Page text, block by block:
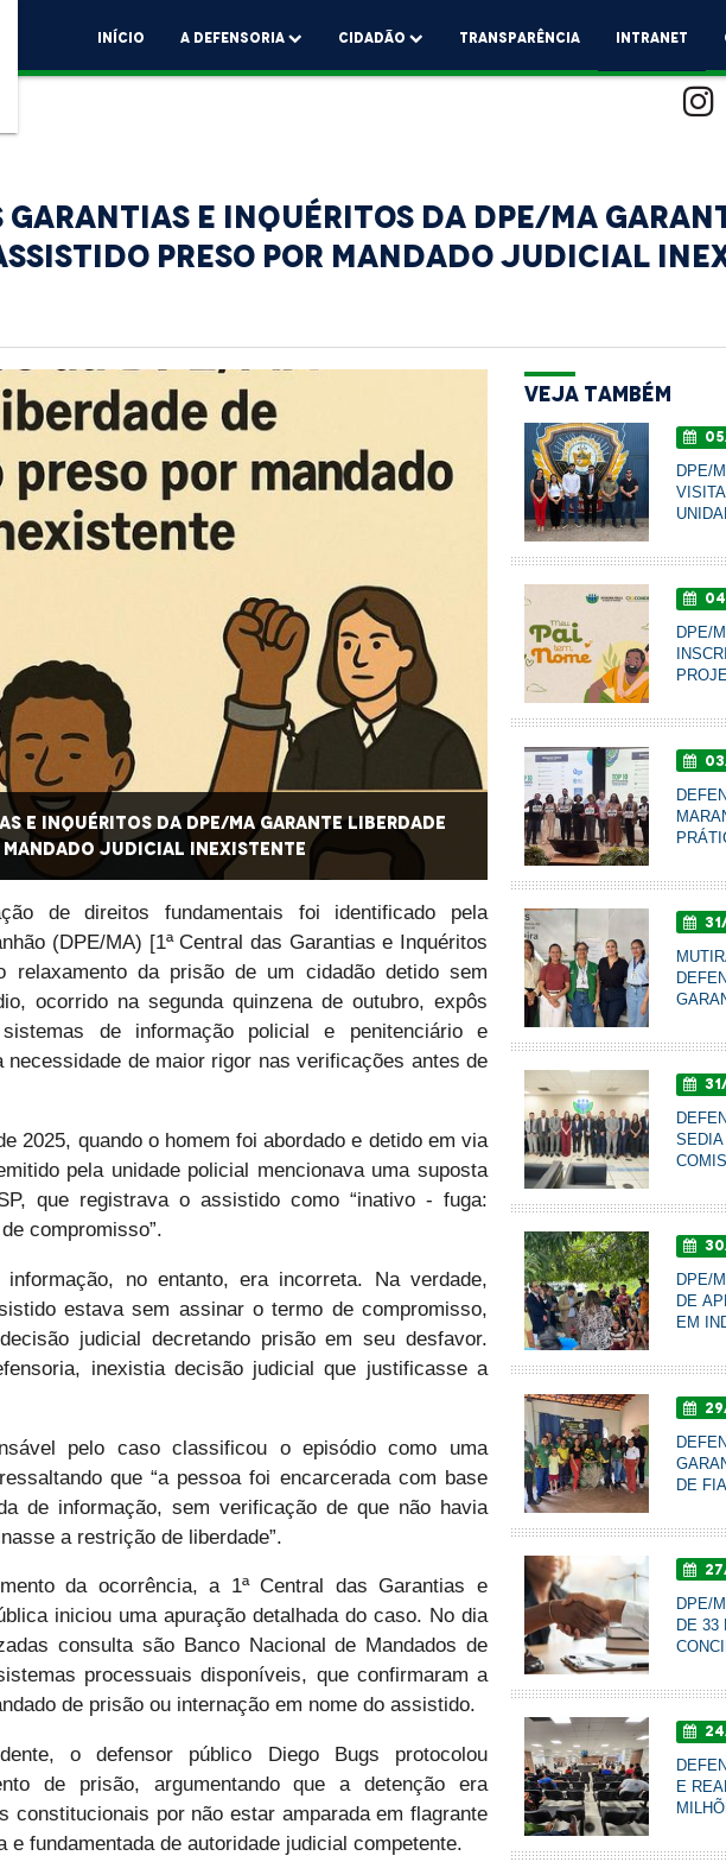
Início A Defensoria Cidadão Transparência Intranet
Garantias e Inquéritos da DPE/MA
preso por mandado judicial
e Inquéritos da DPE/MA garante liberdade
mandado judicial inexistente
1ª Central das
de assistido preso
de direitos fundamentais foi identificado pela
(DPE/MA) [1ª Central das Garantias e Inquéritos
da prisão de um cidadão detido sem
ocorrido na segunda quinzena de outubro, expôs
de informação policial e penitenciário e
necessidade de maior rigor nas verificações antes de
2025, quando o homem foi abordado e detido em via
pela unidade policial mencionava uma suposta
que registrava o assistido como “inativo - fuga:
compromisso”.
no entanto, era incorreta. Na verdade,
estava sem assinar o termo de compromisso,
judicial decretando prisão em seu desfavor.
inexistia decisão judicial que justificasse a
pelo caso classificou o episódio como uma
que “a pessoa foi encarcerada com base
de informação, sem verificação de que não havia
a restrição de liberdade”.
da ocorrência, a 1ª Central das Garantias e
iniciou uma apuração detalhada do caso. No dia
consulta são Banco Nacional de Mandados de
processuais disponíveis, que confirmaram a
de prisão ou internação em nome do assistido.
o defensor público Diego Bugs protocolou
de prisão, argumentando que a detenção era
constitucionais por não estar amparada em flagrante
e fundamentada de autoridade judicial competente.
Veja Também
DPE/
DPE/
RODA
AXÉ
DPE/
DE
EM
DE
DE
DPE/
DE 33
E
TODO